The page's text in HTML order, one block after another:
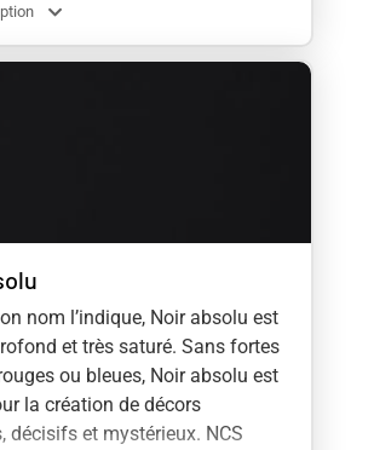
nom l’indique, Noir absolu est
et très saturé. Sans fortes
ou bleues, Noir absolu est
la création de décors
décisifs et mystérieux. NCS